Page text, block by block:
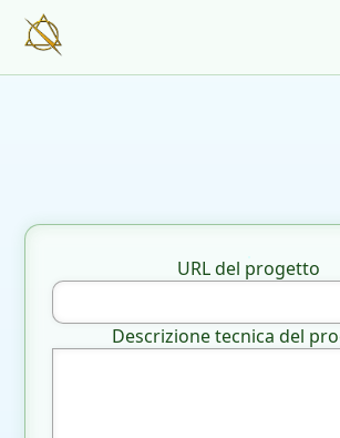
URL del progetto
Descrizione tecnica del